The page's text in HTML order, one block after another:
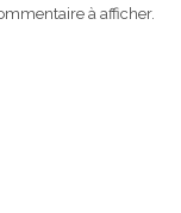
à afficher.